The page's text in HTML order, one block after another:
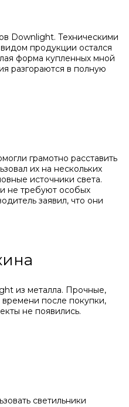
Downlight. Техническими
продукции остался
форма купленных мной
разгораются в полную
грамотно расставить
их на нескольких
источники света.
не требуют особых
заявил, что они
из металла. Прочные,
после покупки,
не появились.
светильники